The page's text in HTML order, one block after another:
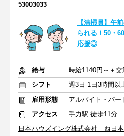
53003033
【清掃員】午
られる！50・
応援◎
給与
時給1140円～＋
シフト
週3日 1日3時間以
雇用形態
アルバイト・パー
アクセス
手力駅 徒歩11分
日本ハウズイング株式会社 西日